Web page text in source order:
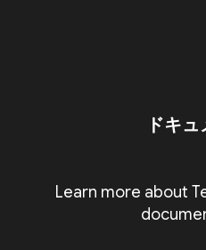
ドキ
Learn more about